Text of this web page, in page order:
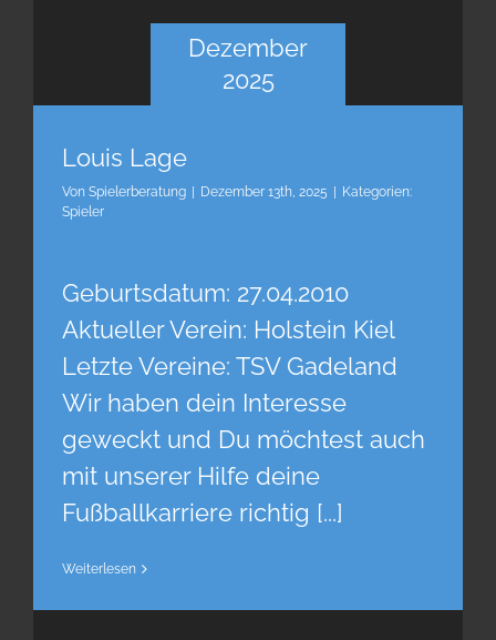
Dezember
2025
Louis Lage
Von Spielerberatung | Dezember 13th, 2025 | Kategorien:
Spieler
Geburtsdatum: 27.04.2010
Aktueller Verein: Holstein Kiel
Letzte Vereine: TSV Gadeland
Wir haben dein Interesse
geweckt und Du möchtest auch
mit unserer Hilfe deine
Fußballkarriere richtig [...]
Weiterlesen